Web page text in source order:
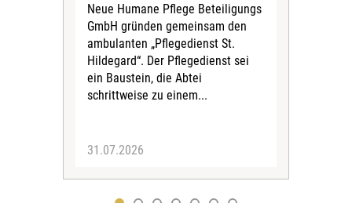
Neue Humane Pflege Beteiligungs
GmbH gründen gemeinsam den
ambulanten „Pflegedienst St.
Hildegard“. Der Pflegedienst sei
ein Baustein, die Abtei
schrittweise zu einem...
31.07.2026